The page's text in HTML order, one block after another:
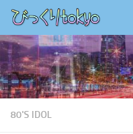
コンテンツの下
80'S IDOL